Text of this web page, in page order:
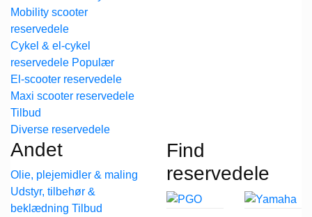
Mobility scooter
reservedele
Cykel & el-cykel
reservedele
El-scooter reservedele
Maxi scooter reservedele
Diverse reservedele
Andet
Olie, plejemidler & maling
Udstyr, tilbehør &
beklædning
Find
reservedele